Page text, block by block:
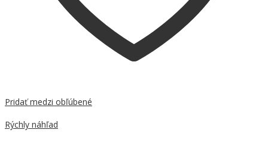
Pridať medzi obľúbené
Rýchly náhľad